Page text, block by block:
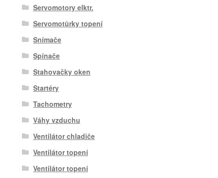
Servomotory elktr.
Servomotůrky topení
Snímače
Spínače
Stahovačky oken
Startéry
Tachometry
Váhy vzduchu
Ventilátor chladiče
Ventilátor topení
Ventilátor topení